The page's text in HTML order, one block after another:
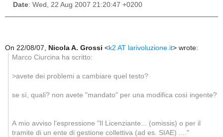
Date: Wed, 22 Aug 2007 21:20:47 +0200
On 22/08/07, Nicola A. Grossi <k2 AT larivoluzione.it> wrote:
Marco Ciurcina ha scritto:
>avete dei problemi a cambiare quel testo?
se sì, quali? non avete "mandato" per una modifica così ingente?
A mio avviso l'espressione "Il Licenziante... (omissis) o per il
tramite di un ente di gestione collettiva (ad es. SIAE) ...."